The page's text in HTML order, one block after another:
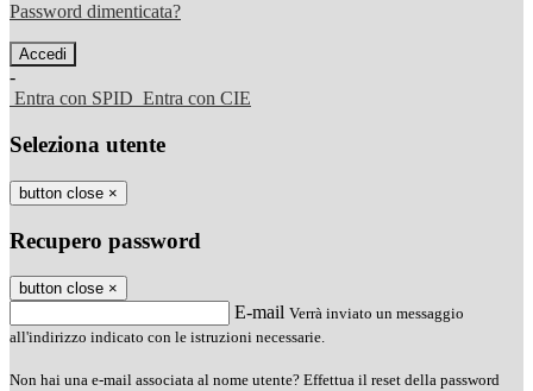
Password dimenticata?
-
Entra con SPID Entra con CIE
Seleziona utente
button close ×
Recupero password
button close ×
E-mail Verrà inviato un messaggio
all'indirizzo indicato con le istruzioni necessarie.
Non hai una e-mail associata al nome utente? Effettua il reset della password